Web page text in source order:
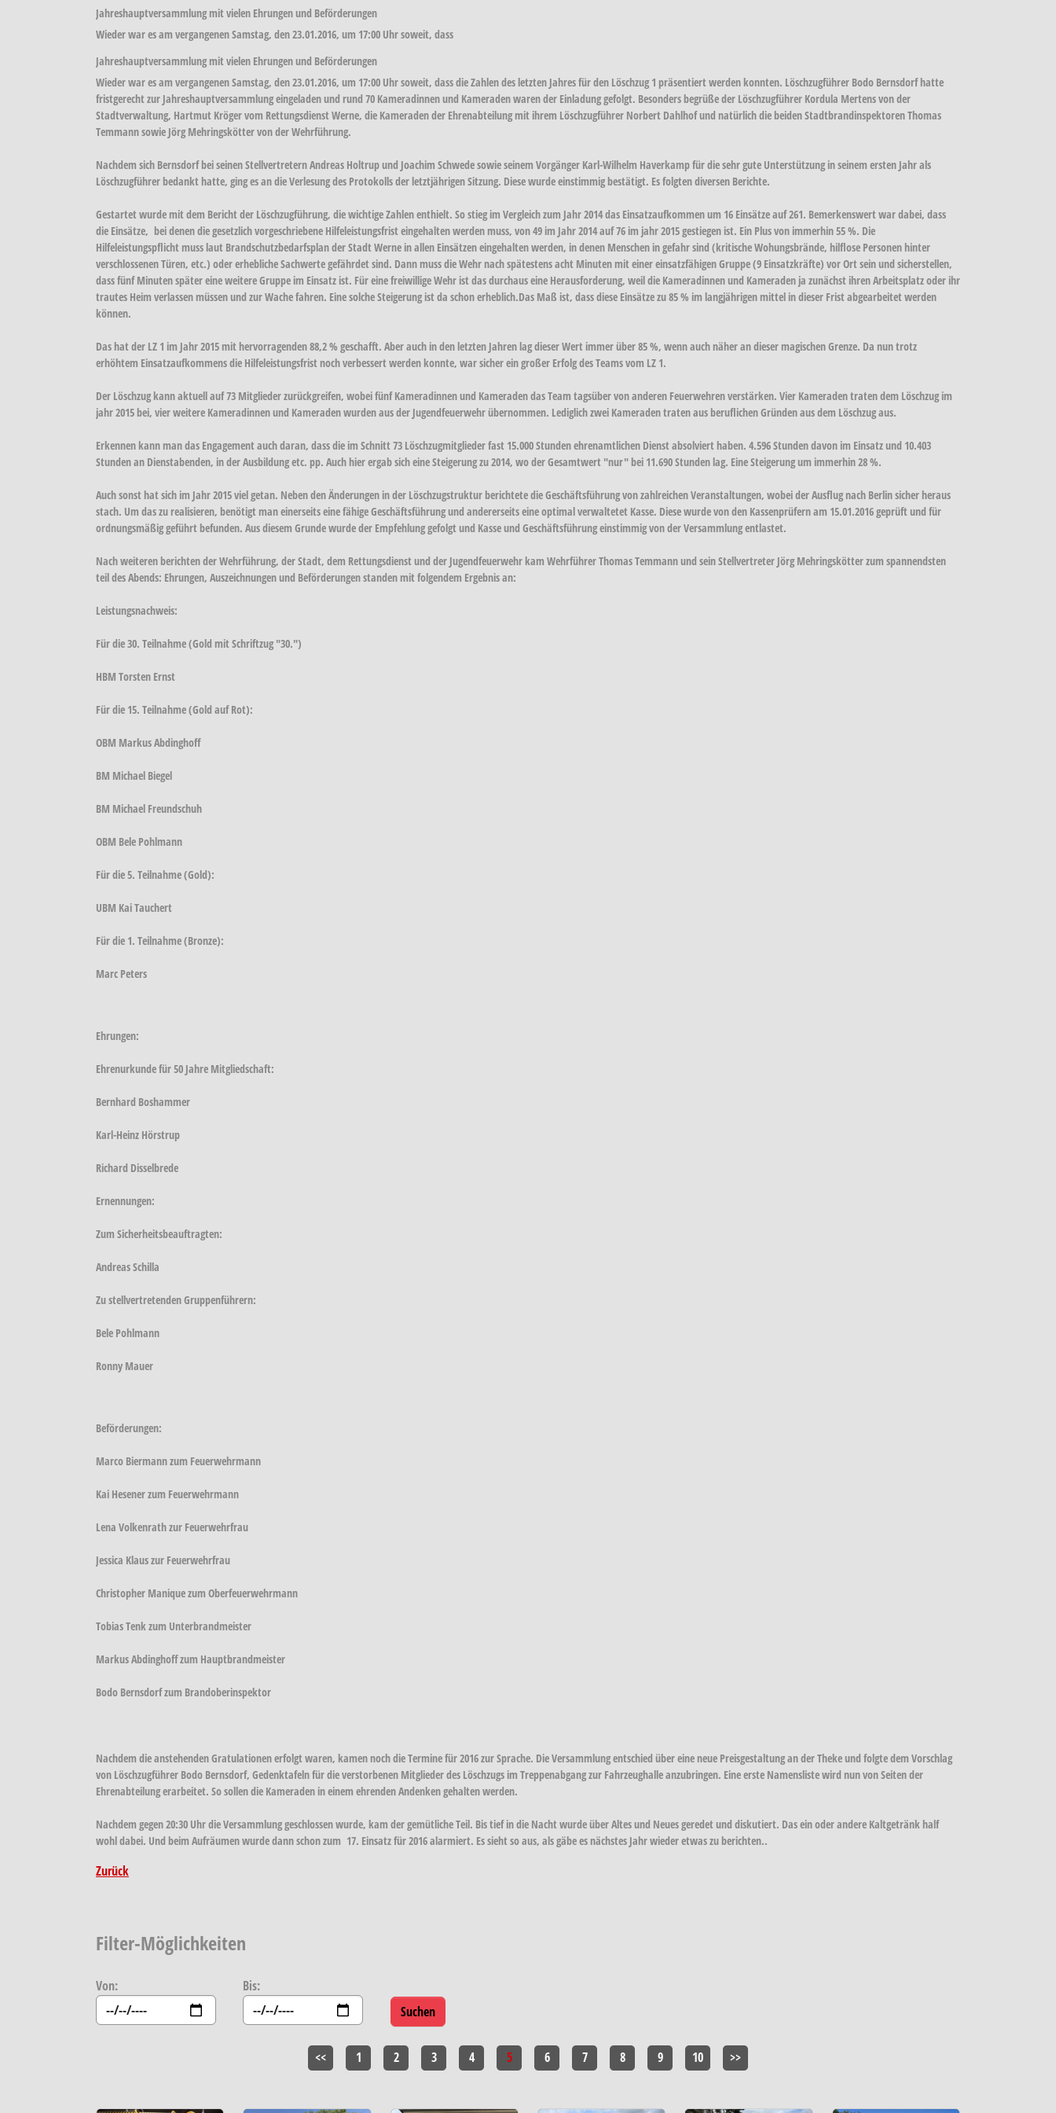
Jahreshauptversammlung mit vielen Ehrungen und Beförderungen
Wieder war es am vergangenen Samstag, den 23.01.2016, um 17:00 Uhr soweit, dass
Jahreshauptversammlung mit vielen Ehrungen und Beförderungen
Wieder war es am vergangenen Samstag, den 23.01.2016, um 17:00 Uhr soweit, dass die Zahlen des letzten Jahres für den Löschzug 1 präsentiert werden konnten. Löschzugführer Bodo Bernsdorf hatte
fristgerecht zur Jahreshauptversammlung eingeladen und rund 70 Kameradinnen und Kameraden waren der Einladung gefolgt. Besonders begrüße der Löschzugführer Kordula Mertens von der
Stadtverwaltung, Hartmut Kröger vom Rettungsdienst Werne, die Kameraden der Ehrenabteilung mit ihrem Löschzugführer Norbert Dahlhof und natürlich die beiden Stadtbrandinspektoren Thomas
Temmann sowie Jörg Mehringskötter von der Wehrführung.
Nachdem sich Bernsdorf bei seinen Stellvertretern Andreas Holtrup und Joachim Schwede sowie seinem Vorgänger Karl-Wilhelm Haverkamp für die sehr gute Unterstützung in seinem ersten Jahr als
Löschzugführer bedankt hatte, ging es an die Verlesung des Protokolls der letztjährigen Sitzung. Diese wurde einstimmig bestätigt. Es folgten diversen Berichte.
Gestartet wurde mit dem Bericht der Löschzugführung, die wichtige Zahlen enthielt. So stieg im Vergleich zum Jahr 2014 das Einsatzaufkommen um 16 Einsätze auf 261. Bemerkenswert war dabei, dass
die Einsätze, bei denen die gesetzlich vorgeschriebene Hilfeleistungsfrist eingehalten werden muss, von 49 im Jahr 2014 auf 76 im jahr 2015 gestiegen ist. Ein Plus von immerhin 55 %. Die
Hilfeleistungspflicht muss laut Brandschutzbedarfsplan der Stadt Werne in allen Einsätzen eingehalten werden, in denen Menschen in gefahr sind (kritische Wohungsbrände, hilflose Personen hinter
verschlossenen Türen, etc.) oder erhebliche Sachwerte gefährdet sind. Dann muss die Wehr nach spätestens acht Minuten mit einer einsatzfähigen Gruppe (9 Einsatzkräfte) vor Ort sein und sicherstellen,
dass fünf Minuten später eine weitere Gruppe im Einsatz ist. Für eine freiwillige Wehr ist das durchaus eine Herausforderung, weil die Kameradinnen und Kameraden ja zunächst ihren Arbeitsplatz oder ihr
trautes Heim verlassen müssen und zur Wache fahren. Eine solche Steigerung ist da schon erheblich.Das Maß ist, dass diese Einsätze zu 85 % im langjährigen mittel in dieser Frist abgearbeitet werden
können.
Das hat der LZ 1 im Jahr 2015 mit hervorragenden 88,2 % geschafft. Aber auch in den letzten Jahren lag dieser Wert immer über 85 %, wenn auch näher an dieser magischen Grenze. Da nun trotz
erhöhtem Einsatzaufkommens die Hilfeleistungsfrist noch verbessert werden konnte, war sicher ein großer Erfolg des Teams vom LZ 1.
Der Löschzug kann aktuell auf 73 Mitglieder zurückgreifen, wobei fünf Kameradinnen und Kameraden das Team tagsüber von anderen Feuerwehren verstärken. Vier Kameraden traten dem Löschzug im
jahr 2015 bei, vier weitere Kameradinnen und Kameraden wurden aus der Jugendfeuerwehr übernommen. Lediglich zwei Kameraden traten aus beruflichen Gründen aus dem Löschzug aus.
Erkennen kann man das Engagement auch daran, dass die im Schnitt 73 Löschzugmitglieder fast 15.000 Stunden ehrenamtlichen Dienst absolviert haben. 4.596 Stunden davon im Einsatz und 10.403
Stunden an Dienstabenden, in der Ausbildung etc. pp. Auch hier ergab sich eine Steigerung zu 2014, wo der Gesamtwert "nur" bei 11.690 Stunden lag. Eine Steigerung um immerhin 28 %.
Auch sonst hat sich im Jahr 2015 viel getan. Neben den Änderungen in der Löschzugstruktur berichtete die Geschäftsführung von zahlreichen Veranstaltungen, wobei der Ausflug nach Berlin sicher heraus
stach. Um das zu realisieren, benötigt man einerseits eine fähige Geschäftsführung und andererseits eine optimal verwaltetet Kasse. Diese wurde von den Kassenprüfern am 15.01.2016 geprüft und für
ordnungsmäßig geführt befunden. Aus diesem Grunde wurde der Empfehlung gefolgt und Kasse und Geschäftsführung einstimmig von der Versammlung entlastet.
Nach weiteren berichten der Wehrführung, der Stadt, dem Rettungsdienst und der Jugendfeuerwehr kam Wehrführer Thomas Temmann und sein Stellvertreter Jörg Mehringskötter zum spannendsten
teil des Abends: Ehrungen, Auszeichnungen und Beförderungen standen mit folgendem Ergebnis an:
Leistungsnachweis:
Für die 30. Teilnahme (Gold mit Schriftzug "30.")
HBM Torsten Ernst
Für die 15. Teilnahme (Gold auf Rot):
OBM Markus Abdinghoff
BM Michael Biegel
BM Michael Freundschuh
OBM Bele Pohlmann
Für die 5. Teilnahme (Gold):
UBM Kai Tauchert
Für die 1. Teilnahme (Bronze):
Marc Peters
Ehrungen:
Ehrenurkunde für 50 Jahre Mitgliedschaft:
Bernhard Boshammer
Karl-Heinz Hörstrup
Richard Disselbrede
Ernennungen:
Zum Sicherheitsbeauftragten:
Andreas Schilla
Zu stellvertretenden Gruppenführern:
Bele Pohlmann
Ronny Mauer
Beförderungen:
Marco Biermann zum Feuerwehrmann
Kai Hesener zum Feuerwehrmann
Lena Volkenrath zur Feuerwehrfrau
Jessica Klaus zur Feuerwehrfrau
Christopher Manique zum Oberfeuerwehrmann
Tobias Tenk zum Unterbrandmeister
Markus Abdinghoff zum Hauptbrandmeister
Bodo Bernsdorf zum Brandoberinspektor
Nachdem die anstehenden Gratulationen erfolgt waren, kamen noch die Termine für 2016 zur Sprache. Die Versammlung entschied über eine neue Preisgestaltung an der Theke und folgte dem Vorschlag
von Löschzugführer Bodo Bernsdorf, Gedenktafeln für die verstorbenen Mitglieder des Löschzugs im Treppenabgang zur Fahrzeughalle anzubringen. Eine erste Namensliste wird nun von Seiten der
Ehrenabteilung erarbeitet. So sollen die Kameraden in einem ehrenden Andenken gehalten werden.
Nachdem gegen 20:30 Uhr die Versammlung geschlossen wurde, kam der gemütliche Teil. Bis tief in die Nacht wurde über Altes und Neues geredet und diskutiert. Das ein oder andere Kaltgetränk half
wohl dabei. Und beim Aufräumen wurde dann schon zum 17. Einsatz für 2016 alarmiert. Es sieht so aus, als gäbe es nächstes Jahr wieder etwas zu berichten..
Zurück
Filter-Möglichkeiten
Von: Bis:
<< 1 2 3 4 5 6 7 8 9 10 >>